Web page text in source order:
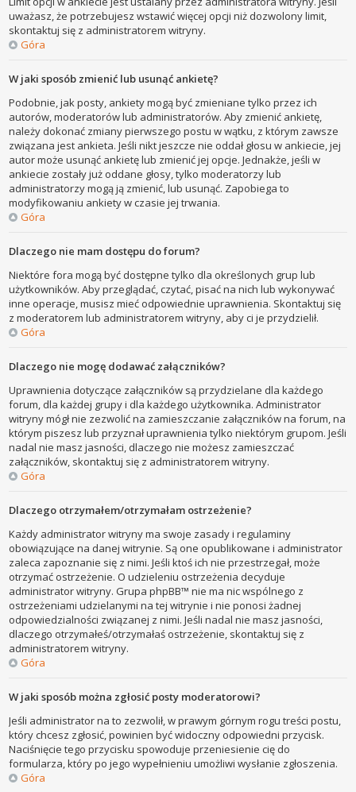
uważasz, że potrzebujesz wstawić więcej opcji niż dozwolony limit,
skontaktuj się z administratorem witryny.
Góra
W jaki sposób zmienić lub usunąć ankietę?
Podobnie, jak posty, ankiety mogą być zmieniane tylko przez ich
autorów, moderatorów lub administratorów. Aby zmienić ankietę,
należy dokonać zmiany pierwszego postu w wątku, z którym zawsze
związana jest ankieta. Jeśli nikt jeszcze nie oddał głosu w ankiecie, jej
autor może usunąć ankietę lub zmienić jej opcje. Jednakże, jeśli w
ankiecie zostały już oddane głosy, tylko moderatorzy lub
administratorzy mogą ją zmienić, lub usunąć. Zapobiega to
modyfikowaniu ankiety w czasie jej trwania.
Góra
Dlaczego nie mam dostępu do forum?
Niektóre fora mogą być dostępne tylko dla określonych grup lub
użytkowników. Aby przeglądać, czytać, pisać na nich lub wykonywać
inne operacje, musisz mieć odpowiednie uprawnienia. Skontaktuj się
z moderatorem lub administratorem witryny, aby ci je przydzielił.
Góra
Dlaczego nie mogę dodawać załączników?
Uprawnienia dotyczące załączników są przydzielane dla każdego
forum, dla każdej grupy i dla każdego użytkownika. Administrator
witryny mógł nie zezwolić na zamieszczanie załączników na forum, na
którym piszesz lub przyznał uprawnienia tylko niektórym grupom. Jeśli
nadal nie masz jasności, dlaczego nie możesz zamieszczać
załączników, skontaktuj się z administratorem witryny.
Góra
Dlaczego otrzymałem/otrzymałam ostrzeżenie?
Każdy administrator witryny ma swoje zasady i regulaminy
obowiązujące na danej witrynie. Są one opublikowane i administrator
zaleca zapoznanie się z nimi. Jeśli ktoś ich nie przestrzegał, może
otrzymać ostrzeżenie. O udzieleniu ostrzeżenia decyduje
administrator witryny. Grupa phpBB™ nie ma nic wspólnego z
ostrzeżeniami udzielanymi na tej witrynie i nie ponosi żadnej
odpowiedzialności związanej z nimi. Jeśli nadal nie masz jasności,
dlaczego otrzymałeś/otrzymałaś ostrzeżenie, skontaktuj się z
administratorem witryny.
Góra
W jaki sposób można zgłosić posty moderatorowi?
Jeśli administrator na to zezwolił, w prawym górnym rogu treści postu,
który chcesz zgłosić, powinien być widoczny odpowiedni przycisk.
Naciśnięcie tego przycisku spowoduje przeniesienie cię do
formularza, który po jego wypełnieniu umożliwi wysłanie zgłoszenia.
Góra